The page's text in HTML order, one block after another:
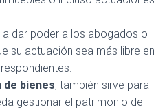
a dar poder a los abogados o
su actuación sea más libre en
de bienes, también sirve para
gestionar el patrimonio del